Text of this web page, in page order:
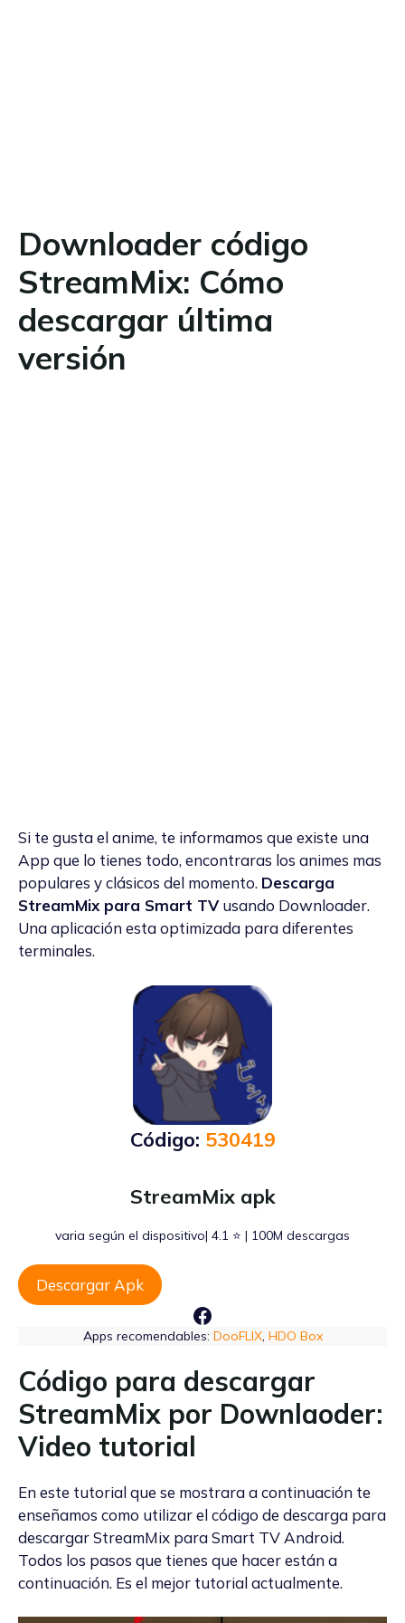
Downloader código
StreamMix: Cómo
descargar última
versión
Si te gusta el anime, te informamos que existe una
App que lo tienes todo, encontraras los animes mas
populares y clásicos del momento. Descarga
StreamMix para Smart TVusando Downloader.
Una aplicación esta optimizada para diferentes
terminales.
Código: 530419
StreamMix apk
varia según el dispositivo| 4.1 ⭐ | 100M descargas
Descargar Apk
Facebook
Apps recomendables: DooFLIX, HDO Box
Código para descargar
StreamMix por Downlaoder:
Video tutorial
En este tutorial que se mostrara a continuación te
enseñamos como utilizar el código de descarga para
descargar StreamMix para Smart TV Android.
Todos los pasos que tienes que hacer están a
continuación. Es el mejor tutorial actualmente.